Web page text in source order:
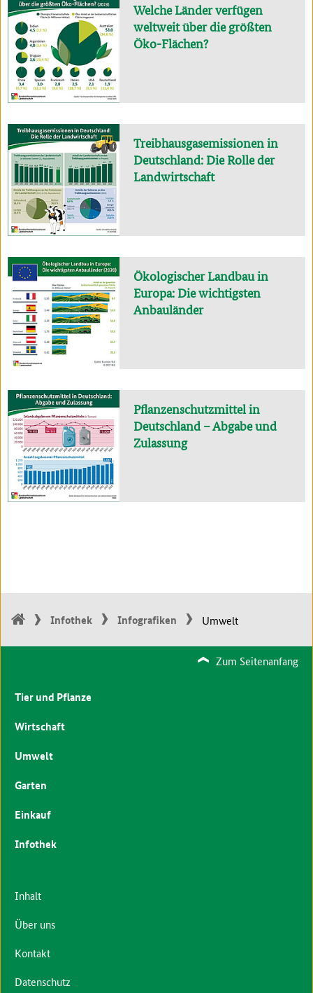
Welche Länder verfügen
weltweit über die größten
Öko-Flächen?
Treibhausgasemissionen in
Deutschland: Die Rolle der
Landwirtschaft
Ökologischer Landbau in
Europa: Die wichtigsten
Anbauländer
Pflanzenschutzmittel in
Deutschland – Abgabe und
Zulassung
Infothek Infografiken Umwelt
Zum Seitenanfang
Tier und Pflanze
Wirtschaft
Umwelt
Garten
Einkauf
Infothek
Inhalt
Über uns
Kontakt
Datenschutz